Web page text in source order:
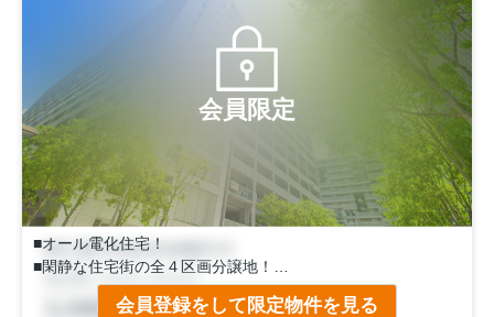
会員限定
■オール電化住宅！
■閑静な住宅街の全４区画分譲地！
■ウォークインクローゼットや天井収納など収納場所多数あ
会員登録をして限定物件を見る